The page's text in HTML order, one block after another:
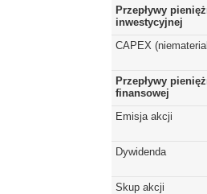
Przepływy
inwestycyjnej
CAPEX
Przepływy
finansowej
Emisja akcji
Dywidenda
Skup akcji